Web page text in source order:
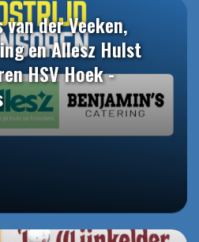
van der Veeken,
en Allesz Hulst
HSV Hoek -